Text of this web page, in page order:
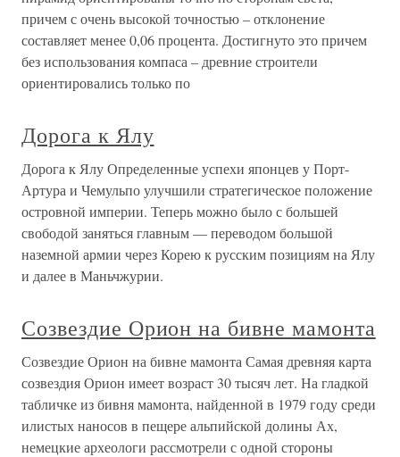
причем с очень высокой точностью – отклонение
составляет менее 0,06 процента. Достигнуто это причем
без использования компаса – древние строители
ориентировались только по
Дорога к Ялу
Дорога к Ялу Определенные успехи японцев у Порт-
Артура и Чемульпо улучшили стратегическое положение
островной империи. Теперь можно было с большей
свободой заняться главным — переводом большой
наземной армии через Корею к русским позициям на Ялу
и далее в Маньчжурии.
Созвездие Орион на бивне мамонта
Созвездие Орион на бивне мамонта Самая древняя карта
созвездия Орион имеет возраст 30 тысяч лет. На гладкой
табличке из бивня мамонта, найденной в 1979 году среди
илистых наносов в пещере альпийской долины Ах,
немецкие археологи рассмотрели с одной стороны